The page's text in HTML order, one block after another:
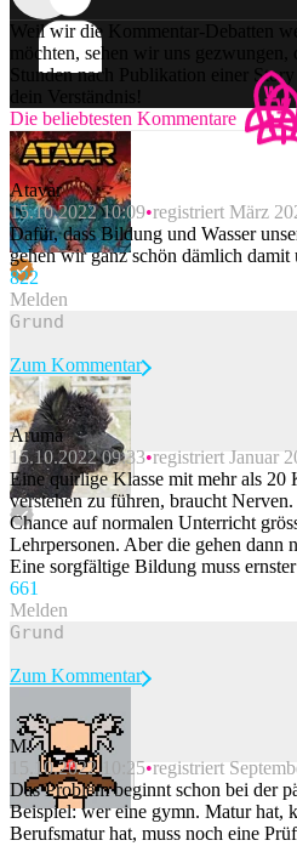
Weil wir die Kommentar-Debatten
möchten, sehen wir uns
Stunden nach Publikation einer
dein Verständnis!
Die beliebtesten Kommentare
Atavar
15.10.2022 10:09 registriert März
Dafür, dass Bildung und Wasser
gehen wir ganz schön dämlich
822
Melden
Beitrag melden
Zum Kommentar
Aruma
15.10.2022 09:33 registriert Januar
Eine quirlige Klasse mit mehr als 20
verstehen zu führen, braucht
Chance auf normalen Unterricht
Lehrpersonen. Aber die gehen dann
Eine sorgfältige Bildung muss
661
Melden
Beitrag melden
Zum Kommentar
M
15.10.2022 10:25 registriert
Das Problem beginnt schon bei der
Beispiel: wer eine gymn. Matur hat,
Berufsmatur hat, muss noch eine